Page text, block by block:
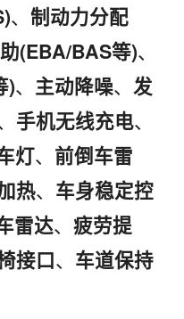
、 制动力分配
(EBA/BAS等)、
)、 主动降噪、 发
手机无线充电、
灯、 前倒车雷
热、 车身稳定控
雷达、 疲劳提
接口、 车道保持